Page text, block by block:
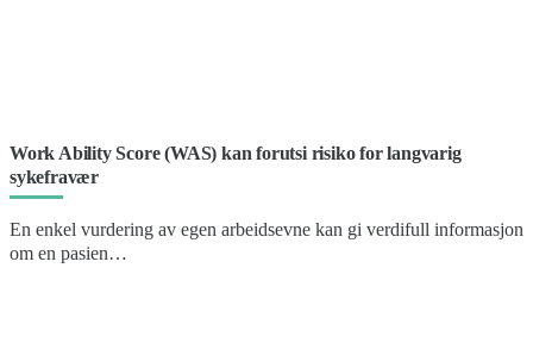
Work Ability Score (WAS) kan forutsi risiko for langvarig
sykefravær
En enkel vurdering av egen arbeidsevne kan gi verdifull informasjon
om en pasien…